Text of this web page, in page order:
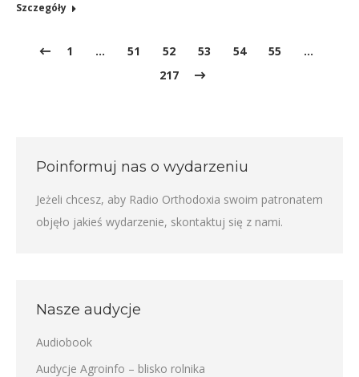
Szczegóły
1 … 51 52 53 54 55
…
217
Poinformuj nas o wydarzeniu
Jeżeli chcesz, aby Radio Orthodoxia swoim patronatem
objęło jakieś wydarzenie, skontaktuj się z nami.
Nasze audycje
Audiobook
Audycje Agroinfo – blisko rolnika